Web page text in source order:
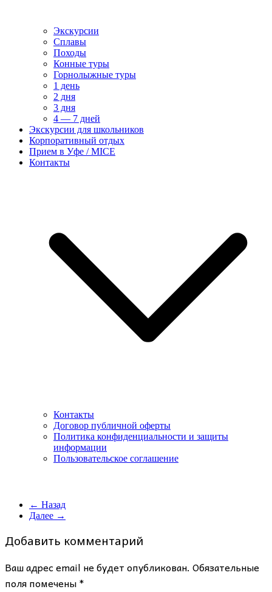
Экскурсии
Сплавы
Походы
Конные туры
Горнолыжные туры
1 день
2 дня
3 дня
4 — 7 дней
Экскурсии для школьников
Корпоративный отдых
Прием в Уфе / MICE
Контакты
Контакты
Договор публичной оферты
Политика конфиденциальности и защиты
информации
Пользовательское соглашение
← Назад
Далее →
Добавить комментарий
Ваш адрес email не будет опубликован. Обязательные
поля помечены*